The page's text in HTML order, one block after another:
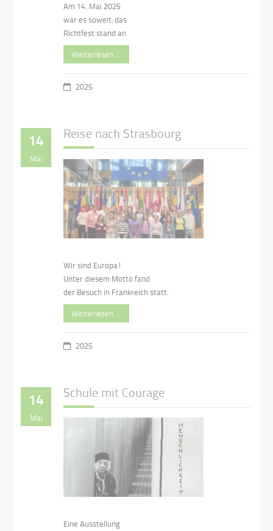
Am 14. Mai 2025
war es soweit: das
Richtfest stand an
Weiterlesen …
2025
14
Mai
Reise nach Strasbourg
Wir sind Europa!
Unter diesem Motto fand
der Besuch in Frankreich statt.
Weiterlesen …
2025
14
Mai
Schule mit Courage
Eine Ausstellung